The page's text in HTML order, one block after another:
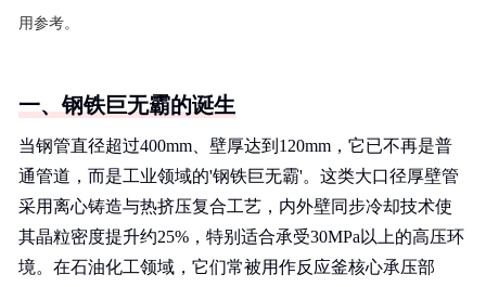
用参考。
一、钢铁巨无霸的诞生
当钢管直径超过400mm、壁厚达到120mm，它已不再是普
通管道，而是工业领域的'钢铁巨无霸'。这类大口径厚壁管
采用离心铸造与热挤压复合工艺，内外壁同步冷却技术使
其晶粒密度提升约25%，特别适合承受30MPa以上的高压环
境。在石油化工领域，它们常被用作反应釜核心承压部